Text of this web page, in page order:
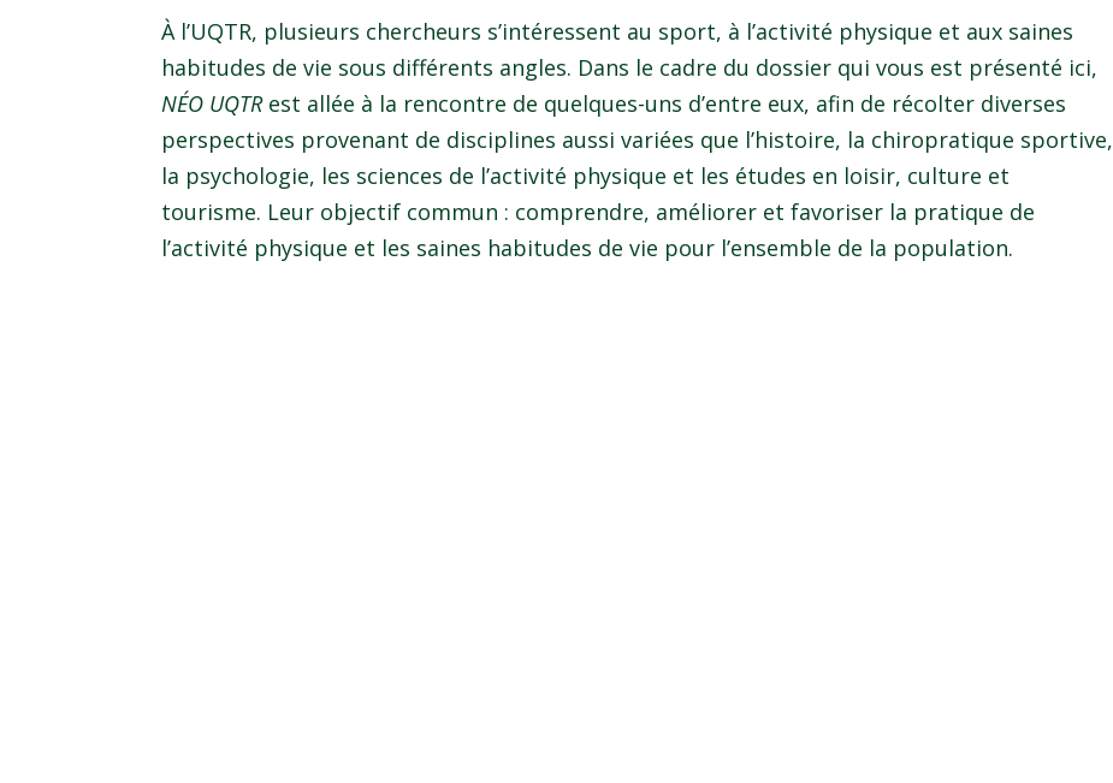
À l’UQTR, plusieurs chercheurs s’intéressent au sport, à l’activité physique et aux saines
habitudes de vie sous différents angles. Dans le cadre du dossier qui vous est présenté ici,
NÉO UQTRest allée à la rencontre de quelques-uns d’entre eux, afin de récolter diverses
perspectives provenant de disciplines aussi variées que l’histoire, la chiropratique sportive,
la psychologie, les sciences de l’activité physique et les études en loisir, culture et
tourisme. Leur objectif commun : comprendre, améliorer et favoriser la pratique de
l’activité physique et les saines habitudes de vie pour l’ensemble de la population.